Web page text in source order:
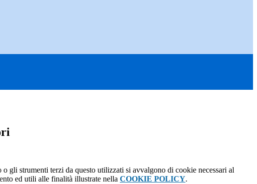
o gli strumenti terzi da questo utilizzati si avvalgono di cookie necessari al
ed utili alle finalità illustrate nella COOKIE POLICY.